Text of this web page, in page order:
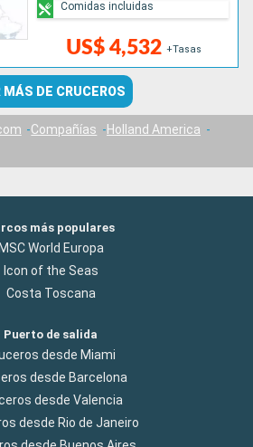
US$ 4,532 +Tasas
Comidas incluidas
MÁS DE CRUCEROS
Compañías
Holland America
más populares
MSC World Europa
Icon of the Seas
Costa Toscana
Puerto de salida
desde Miami
desde Barcelona
desde Valencia
desde Rio de Janeiro